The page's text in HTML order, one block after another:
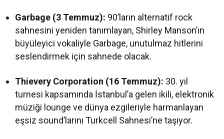
Garbage (3 Temmuz): 90’ların alternatif rock
sahnesini yeniden tanımlayan, Shirley Manson’ın
büyüleyici vokaliyle Garbage, unutulmaz hitlerini
seslendirmek için sahnede olacak.
Thievery Corporation (16 Temmuz): 30. yıl
turnesi kapsamında İstanbul’a gelen ikili, elektronik
müziği lounge ve dünya ezgileriyle harmanlayan
eşsiz sound’larını Turkcell Sahnesi’ne taşıyor.